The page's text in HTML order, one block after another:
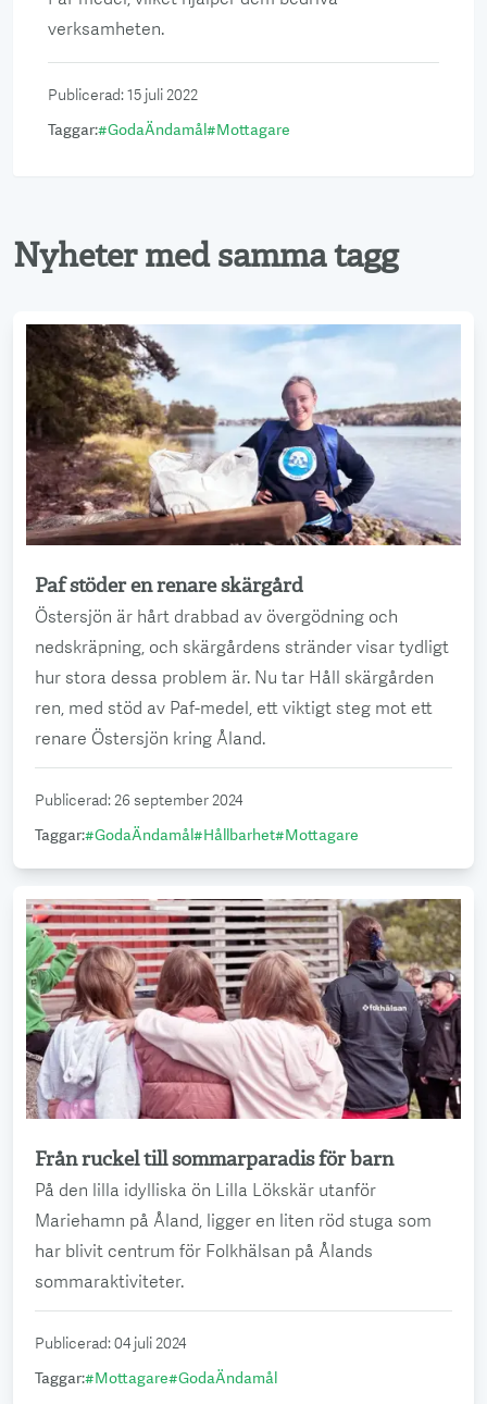
verksamheten.
Publicerad:15 juli 2022
Taggar:#GodaÄndamål#Mottagare
Nyheter med samma tagg
Paf stöder en renare skärgård
Östersjön är hårt drabbad av övergödning och
nedskräpning, och skärgårdens stränder visar tydligt
hur stora dessa problem är. Nu tar Håll skärgården
ren, med stöd av Paf-medel, ett viktigt steg mot ett
renare Östersjön kring Åland.
Läs mer
Publicerad:26 september 2024
Taggar:#GodaÄndamål#Hållbarhet#Mottagare
Från ruckel till sommarparadis för barn
På den lilla idylliska ön Lilla Lökskär utanför
Mariehamn på Åland, ligger en liten röd stuga som
har blivit centrum för Folkhälsan på Ålands
sommaraktiviteter.
Läs mer
Publicerad:04 juli 2024
Taggar:#Mottagare#GodaÄndamål